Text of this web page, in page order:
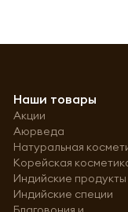
Наши товары
Акции
Аюрведа
Натуральная
Корейская
Индийские продукты
Индийские специи